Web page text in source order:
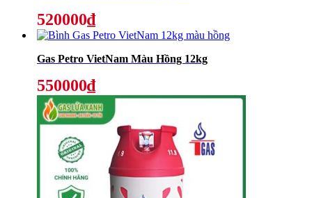
520000₫
Gas Petro VietNam Màu Hồng 12kg
550000₫